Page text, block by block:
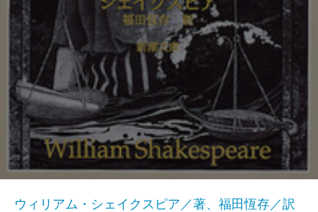
ウィリアム・シェイクスピア／著、福田恆存／訳